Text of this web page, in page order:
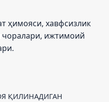
ҳимояси, хавфсизлик
чоралари, ижтимоий
ҚИЛИНАДИГАН